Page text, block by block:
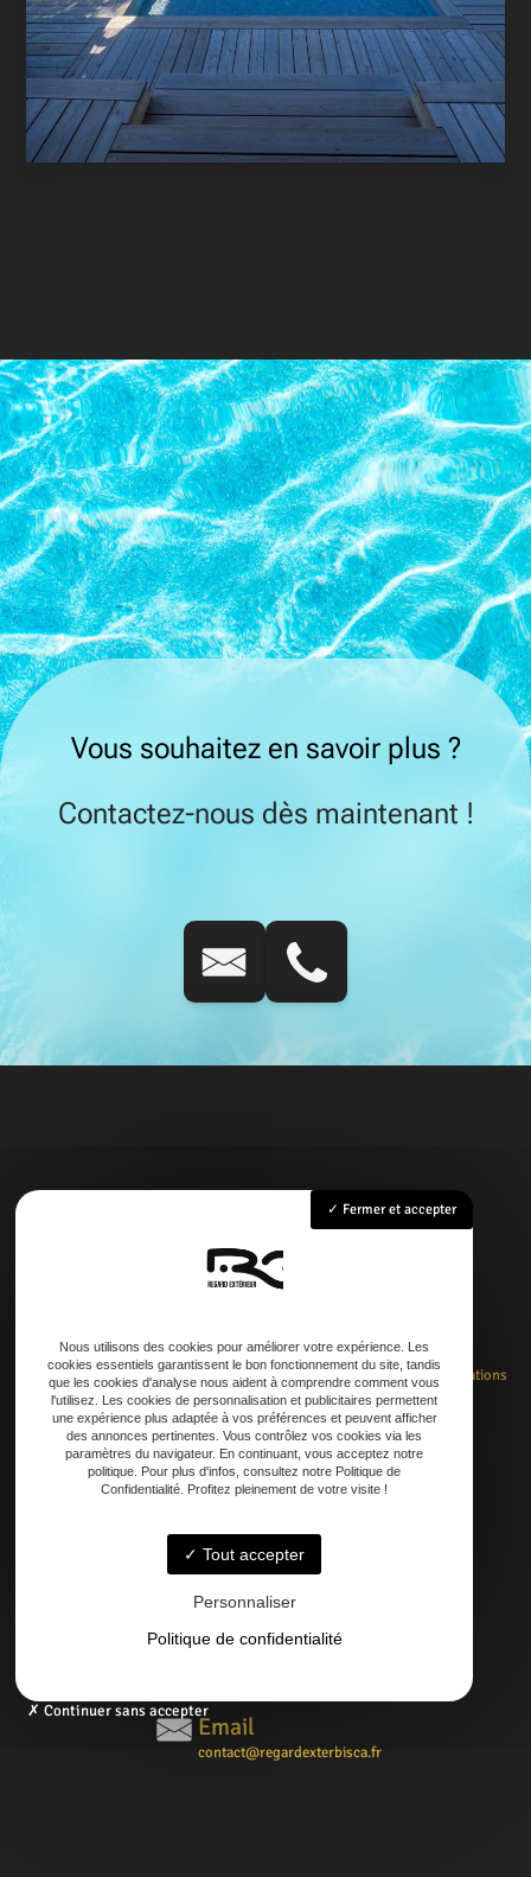
Vous souhaitez en savoir plus ?
Contactez-nous dès maintenant !
AccueilRénovationCréationEntretienDépannageLa boutiqueNos réalisations
Contact
21 AVENUE DE LAOUADIE, 40600 Biscarrosse
Téléphone
06 14 73 31 86
Email
contact@regardexterbisca.fr
Fermer et accepter
Nous utilisons des cookies pour améliorer votre expérience. Les
cookies essentiels garantissent le bon fonctionnement du site, tandis
que les cookies d'analyse nous aident à comprendre comment vous
l'utilisez. Les cookies de personnalisation et publicitaires permettent
une expérience plus adaptée à vos préférences et peuvent afficher
des annonces pertinentes. Vous contrôlez vos cookies via les
paramètres du navigateur. En continuant, vous acceptez notre
politique. Pour plus d'infos, consultez notre Politique de
Confidentialité. Profitez pleinement de votre visite !
Tout accepter
Personnaliser
Politique de confidentialité
Continuer sans accepter